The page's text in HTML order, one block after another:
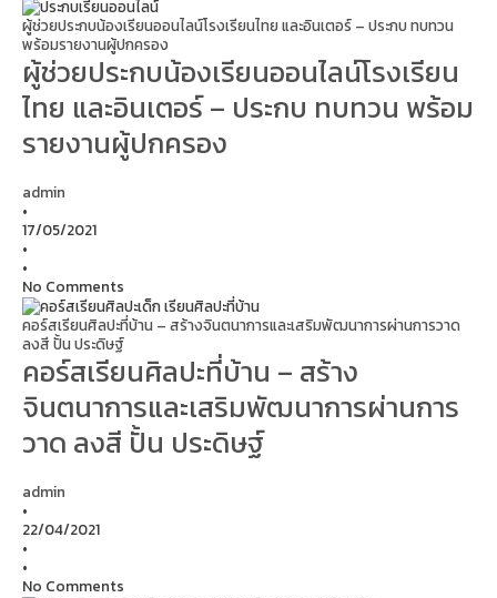
ผู้ช่วยประกบน้องเรียนออนไลน์โรงเรียนไทย และอินเตอร์ – ประกบ ทบทวน
พร้อมรายงานผู้ปกครอง
ผู้ช่วยประกบน้องเรียนออนไลน์โรงเรียน
ไทย และอินเตอร์ – ประกบ ทบทวน พร้อม
รายงานผู้ปกครอง
admin
•
17/05/2021
•
•
No Comments
คอร์สเรียนศิลปะที่บ้าน – สร้างจินตนาการและเสริมพัฒนาการผ่านการวาด
ลงสี ปั้น ประดิษฐ์
คอร์สเรียนศิลปะที่บ้าน – สร้าง
จินตนาการและเสริมพัฒนาการผ่านการ
วาด ลงสี ปั้น ประดิษฐ์
admin
•
22/04/2021
•
•
No Comments